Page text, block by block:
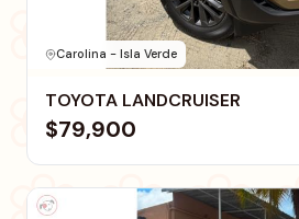
Carolina - Isla Verde
TOYOTA LANDCRUISER
$79,900